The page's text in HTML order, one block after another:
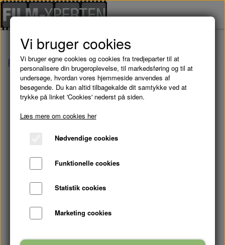
Forside Brugte Film HURRA FOR DE BLÅ
Vi bruger cookies
Vi bruger egne cookies og cookies fra tredjeparter til at
personalisere din brugeroplevelse, til markedsføring og til at
undersøge, hvordan vores hjemmeside anvendes af
besøgende. Du kan altid tilbagekalde dit samtykke ved at
trykke på linket 'Cookies' nederst på siden.
Læs mere om cookies her
Nødvendige cookies
Funktionelle cookies
Statistik cookies
Marketing cookies